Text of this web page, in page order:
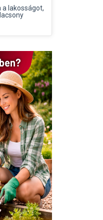
lakosságot,